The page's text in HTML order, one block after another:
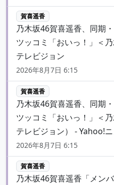
賀喜遥香
乃木坂46賀喜遥香、同期
ツッコミ「おいっ！」＜
テレビジョン
2026年8月7日 6:15
賀喜遥香
乃木坂46賀喜遥香、同期
ツッコミ「おいっ！」＜
テレビジョン） - Yahoo!
2026年8月7日 6:15
賀喜遥香
乃木坂46賀喜遥香「メン